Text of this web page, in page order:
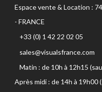
Espace vente & Location :
- FRANCE
+33 (0) 1 42 22 02 05
sales@visualsfrance.com
Matin : de 10h à 12h15
Après midi : de 14h à 19h00